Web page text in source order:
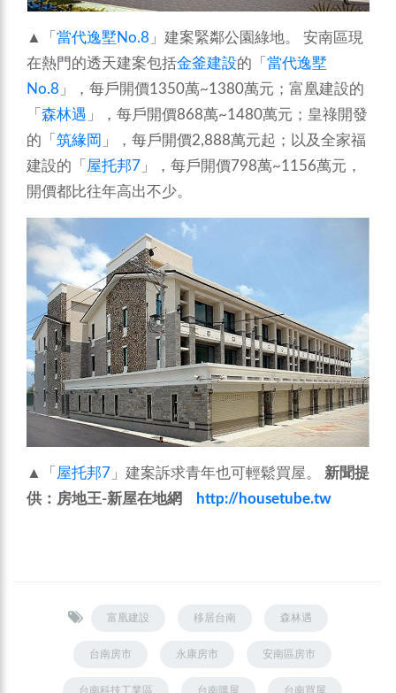
▲「 當代逸墅No.8 」建案緊鄰公園綠地。 安南區現
在熱門的透天建案包括金釜建設的「 當代逸墅
No.8 」，每戶開價1350萬~1380萬元；富凰建設的
「 森林遇 」，每戶開價868萬~1480萬元；皇祿開發
的「 筑緣岡 」，每戶開價2,888萬元起；以及全家福
建設的「 屋托邦7 」，每戶開價798萬~1156萬元，
開價都比往年高出不少。
▲「 屋托邦7 」建案訴求青年也可輕鬆買屋。 新聞提
供：房地王-新屋在地網 http://housetube.tw
富凰建設 移居台南 森林遇
台南房市 永康房市 安南區房市
台南科技工業區 台南購屋 台南買屋